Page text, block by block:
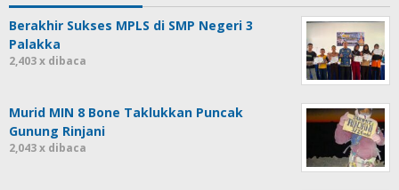
Berakhir Sukses MPLS di SMP Negeri 3
Palakka
2,403 x dibaca
Murid MIN 8 Bone Taklukkan Puncak
Gunung Rinjani
2,043 x dibaca